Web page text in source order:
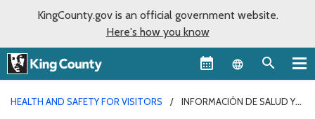
KingCounty.gov is an official government website.
Here's how you know
Language
HEALTH AND SAFETY FOR VISITORS
INFORMACIÓN DE SALUD Y